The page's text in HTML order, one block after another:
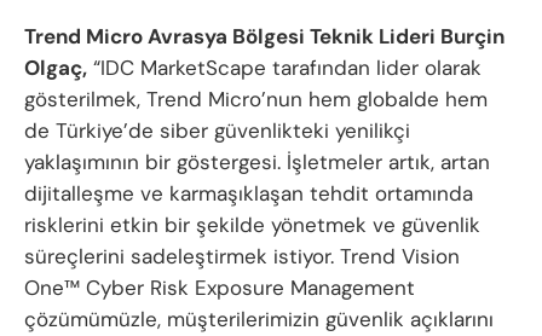
Trend Micro Avrasya Bölgesi Teknik Lideri Burçin
Olgaç, “IDC MarketScape tarafından lider olarak
gösterilmek, Trend Micro’nun hem globalde hem
de Türkiye’de siber güvenlikteki yenilikçi
yaklaşımının bir göstergesi. İşletmeler artık, artan
dijitalleşme ve karmaşıklaşan tehdit ortamında
risklerini etkin bir şekilde yönetmek ve güvenlik
süreçlerini sadeleştirmek istiyor. Trend Vision
One™ Cyber Risk Exposure Management
çözümümüzle, müşterilerimizin güvenlik açıklarını